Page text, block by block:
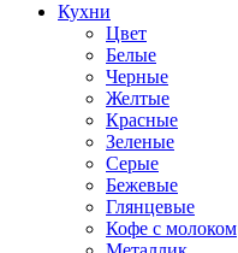
Кухни
Цвет
Белые
Черные
Желтые
Красные
Зеленые
Серые
Бежевые
Глянцевые
Кофе с молоком